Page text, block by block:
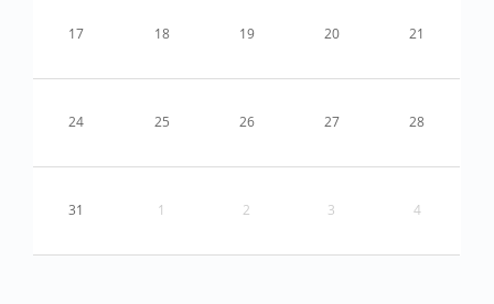
17 18 19 20 21
24 25 26 27 28
31 1 2 3 4